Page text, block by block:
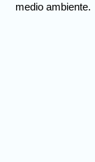
medio ambiente.